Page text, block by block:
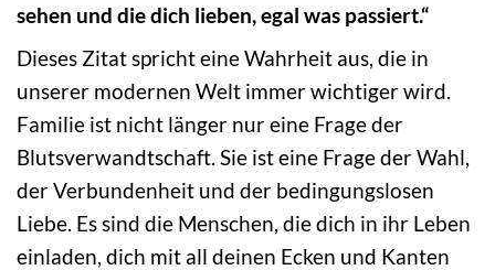
sehen und die dich lieben, egal was passiert.“
Dieses Zitat spricht eine Wahrheit aus, die in
unserer modernen Welt immer wichtiger wird.
Familie ist nicht länger nur eine Frage der
Blutsverwandtschaft. Sie ist eine Frage der Wahl,
der Verbundenheit und der bedingungslosen
Liebe. Es sind die Menschen, die dich in ihr Leben
einladen, dich mit all deinen Ecken und Kanten